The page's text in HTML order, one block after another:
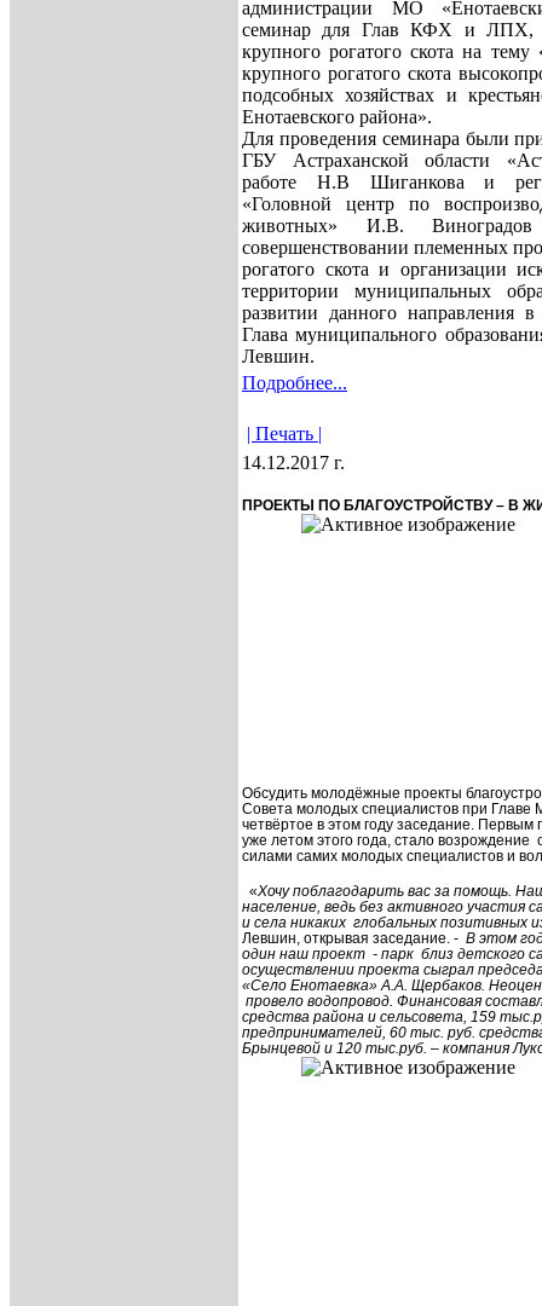
администрации МО
семинар для Глав КФХ и ЛПХ,
крупного рогатого скота на тему
крупного рогатого скота
подсобных хозяйствах и
Енотаевского района».
Для проведения семинара были
ГБУ Астраханской области
работе Н.В Шиганкова и
«Головной центр по
животных» И.В.
совершенствовании племенных
рогатого скота и организации
территории муниципальных
развитии данного направления в
Глава муниципального
Левшин.
Подробнее...
| Печать |
14.12.2017 г.
ПРОЕКТЫ ПО БЛАГОУСТРОЙСТВУ – В
Обсудить молодёжные проекты
Совета молодых специалистов при Главе
четвёртое в этом году заседание.
уже летом этого года, стало возрождение
силами самих молодых специалистов и
«Хочу поблагодарить вас за помощь.
население, ведь без активного участия
и села никаких глобальных позитивных
Левшин, открывая заседание. - В этом
один наш проект - парк близ детского
осуществлении проекта сыграл
«Село Енотаевка» А.А. Щербаков.
провело водопровод. Финансовая
средства района и сельсовета, 159
предпринимателей, 60 тыс. руб.
Брынцевой и 120 тыс.руб. – компания